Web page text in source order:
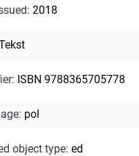
: 2018
: ISBN 9788365705778
: pol
object type: ed